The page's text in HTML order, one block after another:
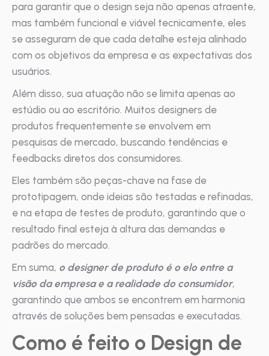
para garantir que o design seja não apenas atraente,
mas também funcional e viável tecnicamente, eles
se asseguram de que cada detalhe esteja alinhado
com os objetivos da empresa e as expectativas dos
usuários.
Além disso, sua atuação não se limita apenas ao
estúdio ou ao escritório. Muitos designers de
produtos frequentemente se envolvem em
pesquisas de mercado, buscando tendências e
feedbacks diretos dos consumidores.
Eles também são peças-chave na fase de
prototipagem, onde ideias são testadas e refinadas,
e na etapa de testes de produto, garantindo que o
resultado final esteja à altura das demandas e
padrões do mercado.
Em suma, o designer de produto é o elo entre a
visão da empresa e a realidade do consumidor,
garantindo que ambos se encontrem em harmonia
através de soluções bem pensadas e executadas.
Como é feito o Design de